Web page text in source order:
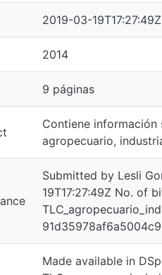
2019-03-19T17:27:49Z
2014
9 páginas
Contiene
agropecuario,
Submitted by Lesli
19T17:27:49Z No. of
Made available in